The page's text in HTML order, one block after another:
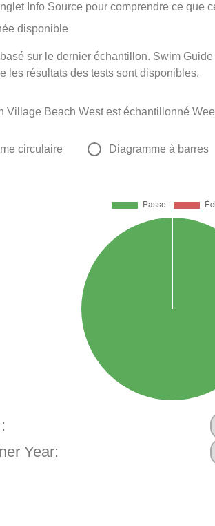
Info Source pour comprendre ce que
disponible
sur le dernier échantillon. Swim
les résultats des tests sont disponibles.
Village Beach West est échantillonné
circulaire Diagramme à barres
Year: